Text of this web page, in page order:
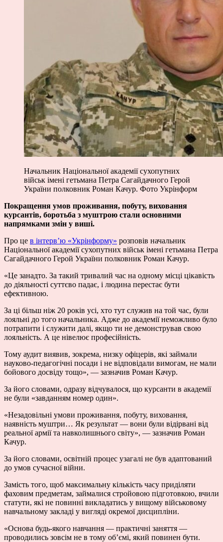
Начальник Національної академії сухопутних
військ імені гетьмана Петра Сагайдачного Герой
України полковник Роман Качур. Фото Укрінформ
Покращення умов проживання, побуту, виховання
курсантів, боротьба з муштрою стали основними
напрямками змін у виші.
Про це в інтерв’ю «Укрінформу» розповів начальник
Національної академії сухопутних військ імені гетьмана Петра
Сагайдачного Герой України полковник Роман Качур.
«Це занадто. За такий тривалий час на одному місці цікавість
до діяльності суттєво падає, і людина перестає бути
ефективною.
За ці більш ніж 20 років усі, хто тут служив на той час, були
лояльні до того начальника. Адже до академії неможливо було
потрапити і служити далі, якщо ти не демонстрував свою
лояльність. А це нівелює професійність.
Тому аудит виявив, зокрема, низку офіцерів, які займали
науково-педагогічні посади і не відповідали вимогам, не мали
бойового досвіду тощо», — зазначив Роман Качур.
За його словами, одразу відчувалося, що курсанти в академії
не були «завданням номер один».
«Незадовільні умови проживання, побуту, виховання,
наявність муштри… Як результат — вони були відірвані від
реальної армії та навколишнього світу», — зазначив Роман
Качур.
За його словами, освітній процес узагалі не був адаптований
до умов сучасної війни.
Замість того, щоб максимальну кількість часу приділяти
фаховим предметам, займалися стройовою підготовкою, вчили
статути, які не повинні викладатись у вищому військовому
навчальному закладі у вигляді окремої дисципліни.
«Основа будь-якого навчання — практичні заняття —
проводились зовсім не в тому об’ємі, який повинен бути.